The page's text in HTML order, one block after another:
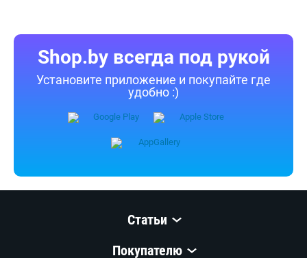
Shop.by всегда под рукой
Установите приложение и покупайте где
удобно :)
Статьи
Покупателю